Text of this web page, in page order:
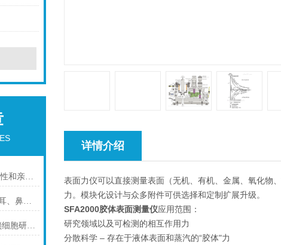
SFA2000表面力仪开发疏水性和亲水性相互作用的一般相互作用潜力
Piuma生物纳米压痕仪在人耳、鼻翼和鼻中隔软骨的结构和机械比较
一体式细胞拉伸仪器：解锁细胞研究新维度
详情介绍
表面力仪可以直接测量表面（无机、有机、金属、氧化物
力。模块化设计与众多附件可供选择和定制扩展升级。
SFA2000胶体表面测量仪应用范围：
研究领域以及可检测的相互作用力
分散科学 – 存在于液体表面和蒸汽的“胶体"力